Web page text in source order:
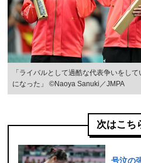
「ライバルとして過酷な代表争いをし
になった」 ©Naoya Sanuki／JMPA
次はこち
号泣の